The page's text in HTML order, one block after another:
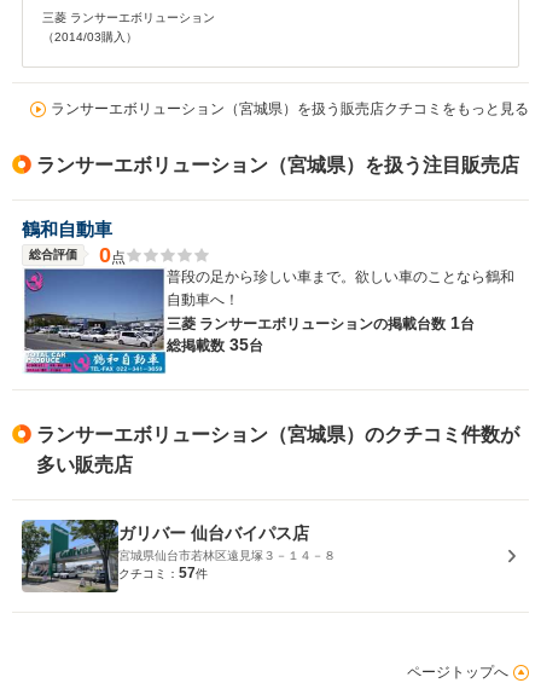
三菱 ランサーエボリューション
（2014/03購入）
ランサーエボリューション（宮城県）を扱う販売店クチコミをもっと見る
ランサーエボリューション（宮城県）を扱う注目販売店
鶴和自動車
総合評価 0点
普段の足から珍しい車まで。欲しい車のことなら鶴和
自動車へ！
三菱 ランサーエボリューションの掲載台数 1台
総掲載数 35台
ランサーエボリューション（宮城県）のクチコミ件数が
多い販売店
ガリバー 仙台バイパス店
宮城県仙台市若林区遠見塚３－１４－８
クチコミ： 57件
ページトップへ